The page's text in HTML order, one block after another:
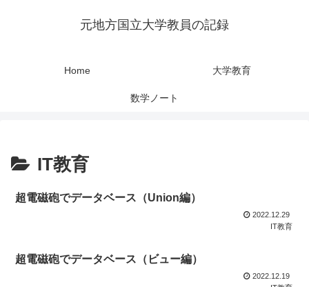
元地方国立大学教員の記録
Home 大学教育
数学ノート
IT教育
超電磁砲でデータベース（Union編）
2022.12.29
IT教育
超電磁砲でデータベース（ビュー編）
2022.12.19